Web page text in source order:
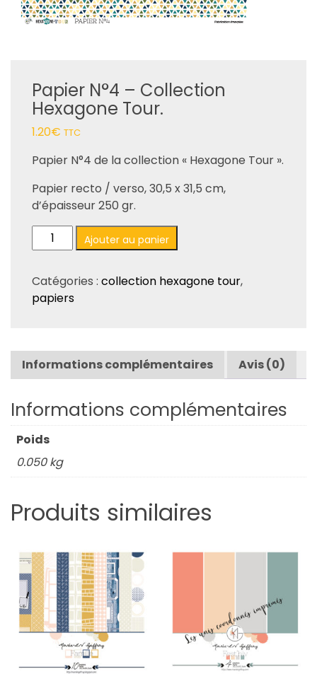
Papier N°4 – Collection
Hexagone Tour.
1.20€ TTC
Papier N°4 de la collection « Hexagone Tour ».
Papier recto / verso, 30,5 x 31,5 cm,
d’épaisseur 250 gr.
quantité
de
N°4
-
Tour.
Ajouter au panier
Catégories : collection hexagone tour,
papiers
Informations complémentaires Avis (0)
Informations complémentaires
Poids
0.050 kg
Produits similaires